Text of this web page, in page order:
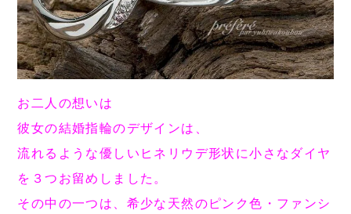
お二人の想いは
彼女の結婚指輪のデザインは、
流れるような優しいヒネリウデ形状に小さなダイヤ
を ３つお留めしました。
その中の一つは、希少な天然のピンク色・ファンシ